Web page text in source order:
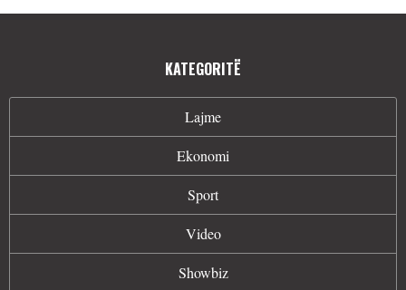
KATEGORITË
Lajme
Ekonomi
Sport
Video
Showbiz